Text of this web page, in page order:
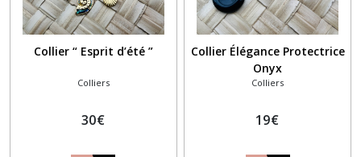
Collier “ Esprit d’été ”
Colliers
30€
Collier Élégance Protectrice
Onyx
Colliers
19€